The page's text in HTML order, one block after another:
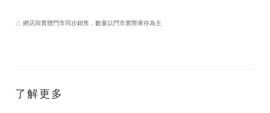
△ 網店與實體門市同步銷售，數量以門市實際庫存為主
了解更多